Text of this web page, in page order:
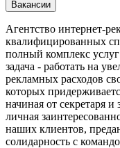
Вакансии
Агентство интернет-
квалифицированных
полный комплекс
задача - работать на
рекламных расходов
которых
начиная от секретаря
личная
наших клиентов,
солидарность с